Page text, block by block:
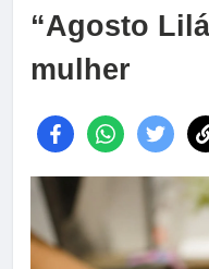
“Agosto
mulher